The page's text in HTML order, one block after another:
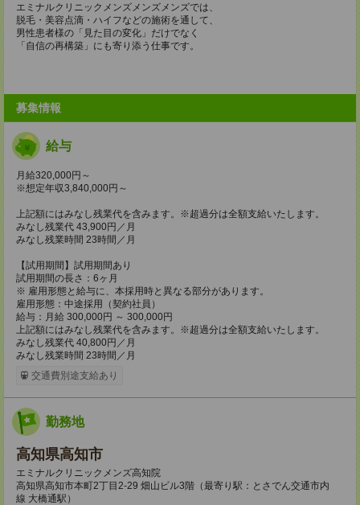
エミナルクリニックメンズメンズメンズでは、
脱毛・美容点滴・ハイフなどの施術を通して、
男性患者様の「見た目の変化」だけでなく
「自信の再構築」にも寄り添う仕事です。
募集情報
給与
月給320,000円～
※想定年収3,840,000円～
上記額にはみなし残業代を含みます。※超過分は全額支給いたします。
みなし残業代 43,900円／月
みなし残業時間 23時間／月
【試用期間】試用期間あり
試用期間の長さ：6ヶ月
※ 雇用形態と給与に、本採用時と異なる部分があります。
雇用形態：中途採用（契約社員）
給与：月給 300,000円 ～ 300,000円
上記額にはみなし残業代を含みます。※超過分は全額支給いたします。
みなし残業代 40,800円／月
みなし残業時間 23時間／月
交通費別途支給あり
勤務地
高知県高知市
エミナルクリニックメンズ高知院
高知県高知市本町2丁目2-29 畑山ビル3階（最寄り駅：とさでん交通市内
線 大橋通駅）